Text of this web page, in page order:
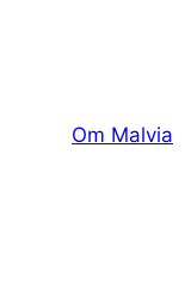
Om Malvia